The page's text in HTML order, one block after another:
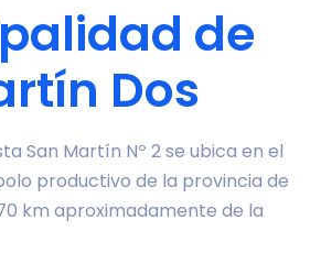
de
Dos
San Martín Nº 2 se ubica en el
productivo de la provincia de
km aproximadamente de la